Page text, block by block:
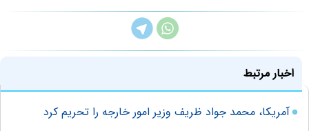
اخبار مرتبط
آمریکا، محمد جواد ظریف وزیر امور خارجه را تحریم کرد